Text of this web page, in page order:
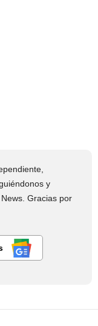
y
Gracias por